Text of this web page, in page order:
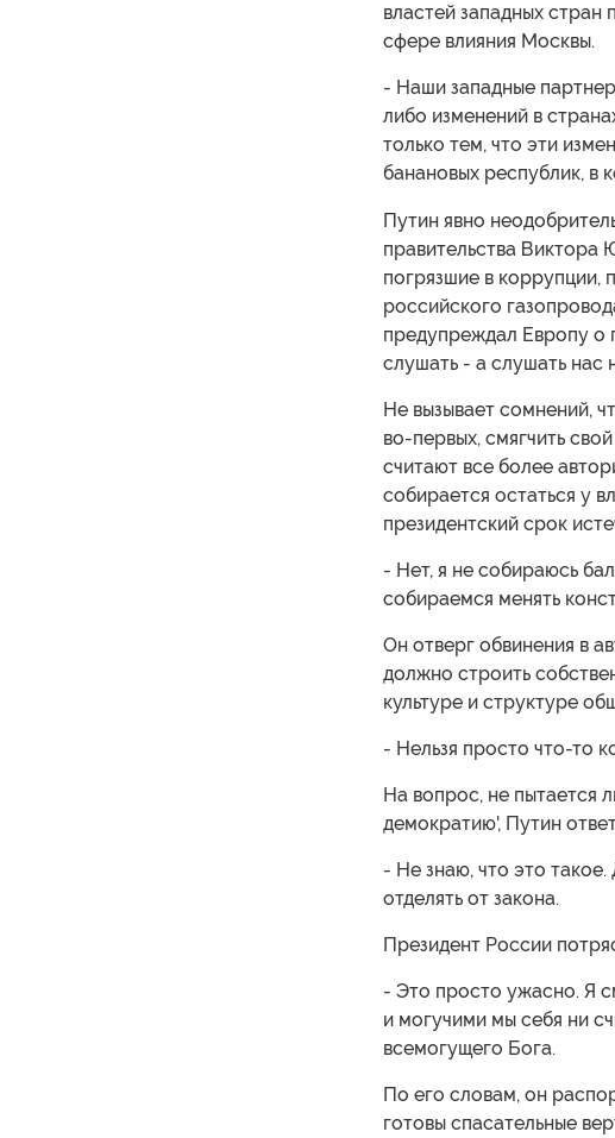
властей западных
сфере влияния Москвы.
- Наши западные
либо изменений в
только тем, что эти
банановых республик, в
Путин явно
правительства Виктора
погрязшие в коррупции,
российского
предупреждал Европу о
слушать - а слушать нас
Не вызывает сомнений,
во-первых, смягчить
считают все более
собирается остаться у
президентский срок
- Нет, я не собираюсь
собираемся менять
Он отверг обвинения в
должно строить
культуре и структуре
- Нельзя просто что-то
На вопрос, не пытается
демократию', Путин
- Не знаю, что это такое.
отделять от закона.
Президент России
- Это просто ужасно. Я
и могучими мы себя ни
всемогущего Бога.
По его словам, он
готовы спасательные